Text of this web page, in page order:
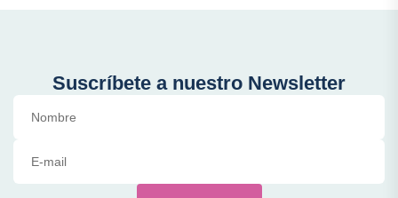
Suscríbete a nuestro Newsletter